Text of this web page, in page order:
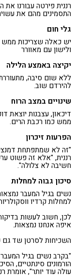
רננית פירטה עבורנו
התסמינים מהם את
גלי חום
יש כאלה שצריכות ממש
ולישון עם מאוורר
יקיצה באמצע הלילה
ללא שום סיבה,
להירדם שוב.
שינויים במצב הרוח
דיכאון, עצבנות יוצאת
ממש כמו רכבת הרים.
הפרעות זיכרון
"זה לא שמתפתחת
רננית, "אלא זה פשוט
חשיבה לא צלולה".
סיכון גבוה למחלות
נשים בגיל המעבר
למחלות קרדיו
לכן, חשוב לעשות
איפה אנחנו נמצאות.
השכיחות לסרטן שד גם
הורמונים סינתטיים,
עולה עוד יותר", אומרת